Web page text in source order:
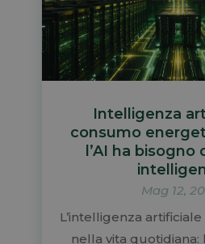
Intelligenza
consumo
l’AI ha bisogno
Mag 12,
L’intelligenza
nella vita quotidiana: